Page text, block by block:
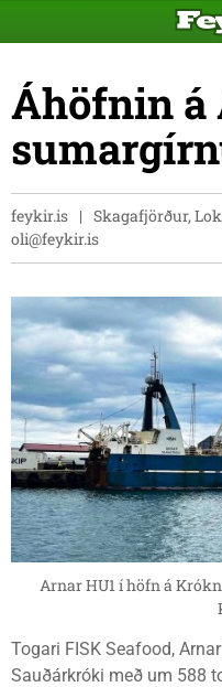
Áhöfnin á
feykir.is Skagafjörður,
oli@feykir.is
Arnar HU1 í höfn á
Togari FISK Seafood,
Sauðárkróki með um 588